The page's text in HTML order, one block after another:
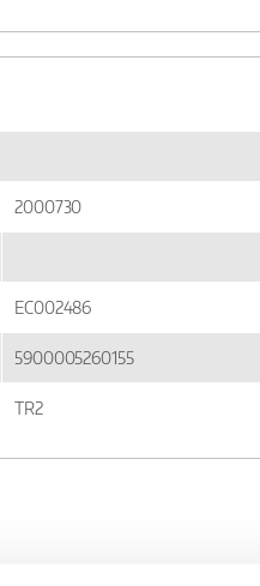
2000730
EC002486
5900005260155
TR2